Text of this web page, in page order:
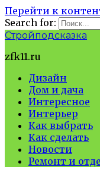
Перейти к
Search for:
Стройподсказка
zfk11.ru
Дизайн
Дом и дача
Интересное
Интерьер
Как выбрать
Как сделать
Новости
Ремонт и